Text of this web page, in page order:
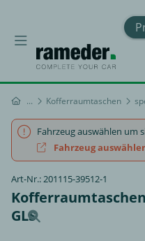
Kofferraumtaschen
Fahrzeug auswählen um
Fahrzeug
Art-Nr.: 201115-39512-1
Kofferraumtaschen
GLS